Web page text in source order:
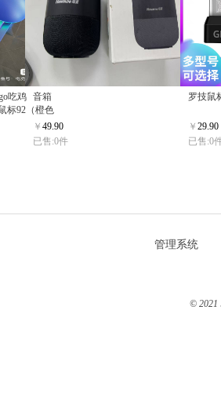
吃鸡
标92（橙色
音箱
￥ 49.90
已售:0件
罗技鼠
￥ 29.90
已售:0
管理系统
© 2021